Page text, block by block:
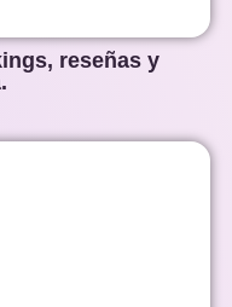
reseñas y